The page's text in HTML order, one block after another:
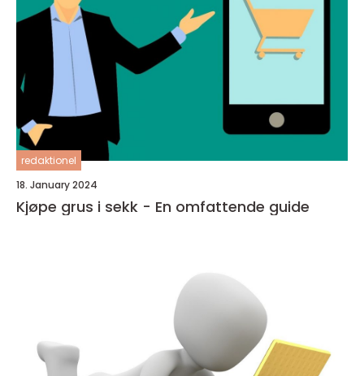
redaktionel
18. January 2024
Kjøpe grus i sekk - En omfattende guide